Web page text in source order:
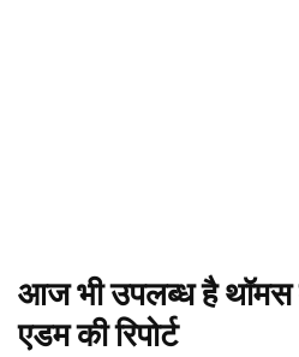
आज भी उपलब्ध है थॉमस
एडम की रिपोर्ट